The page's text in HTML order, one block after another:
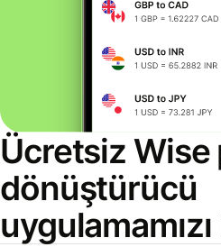
Ücretsiz Wise
dönüştürücü